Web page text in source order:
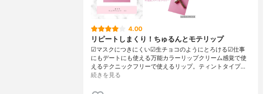
4.00
リピートしまくり！ちゅるんとモテリップ
☑︎マスクにつきにくい☑︎生チョコのようにとろける☑︎仕事
にもデートにも使える万能カラーリップクリーム感覚で使
えるテクニックフリーで使えるリップ。ティントタイプ…
続きを見る